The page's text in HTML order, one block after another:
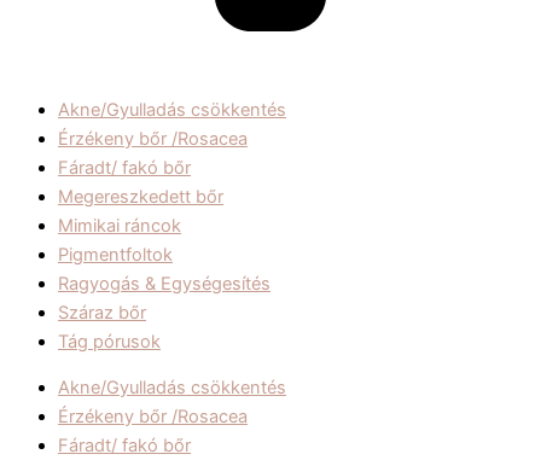
Akne/Gyulladás csökkentés
Érzékeny bőr /Rosacea
Fáradt/ fakó bőr
Megereszkedett bőr
Mimikai ráncok
Pigmentfoltok
Ragyogás & Egységesítés
Száraz bőr
Tág pórusok
Akne/Gyulladás csökkentés
Érzékeny bőr /Rosacea
Fáradt/ fakó bőr